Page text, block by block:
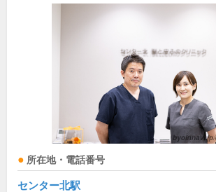
所在地・電話番号
センター北駅